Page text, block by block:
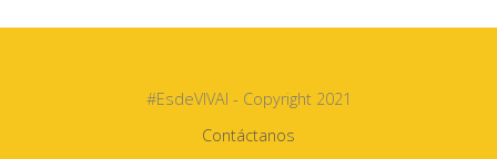
#EsdeVIVAI - Copyright 2021
Contáctanos